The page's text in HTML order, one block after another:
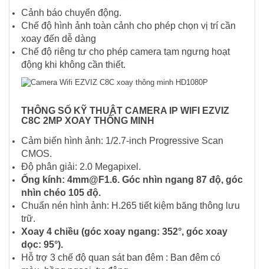
Cảnh báo chuyển động.
Chế độ hình ảnh toàn cảnh cho phép chọn vị trí cần
xoay đến dễ dàng
Chế độ riêng tư cho phép camera tạm ngưng hoạt
động khi không cần thiết.
THÔNG SỐ KỸ THUẬT CAMERA IP WIFI EZVIZ
C8C 2MP XOAY THÔNG MINH
Cảm biến hình ảnh: 1/2.7-inch Progressive Scan
CMOS.
Độ phân giải: 2.0 Megapixel.
Ống kính: 4mm@F1.6. Góc nhìn ngang 87 độ, góc
nhìn chéo 105 độ.
Chuẩn nén hình ảnh: H.265 tiết kiệm băng thông lưu
trữ.
Xoay 4 chiều (góc xoay ngang: 352°, góc xoay
dọc: 95°).
Hỗ trợ 3 chế độ quan sát ban đêm : Ban đêm có